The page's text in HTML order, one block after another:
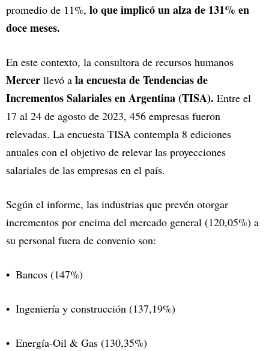
promedio de 11%, lo que implicó un alza de 131% en
doce meses.
En este contexto, la consultora de recursos humanos
Mercer llevó a la encuesta de Tendencias de
Incrementos Salariales en Argentina (TISA). Entre el
17 al 24 de agosto de 2023, 456 empresas fueron
relevadas. La encuesta TISA contempla 8 ediciones
anuales con el objetivo de relevar las proyecciones
salariales de las empresas en el país.
Según el informe, las industrias que prevén otorgar
incrementos por encima del mercado general (120,05%) a
su personal fuera de convenio son:
Bancos (147%)
Ingeniería y construcción (137,19%)
Energía-Oil & Gas (130,35%)